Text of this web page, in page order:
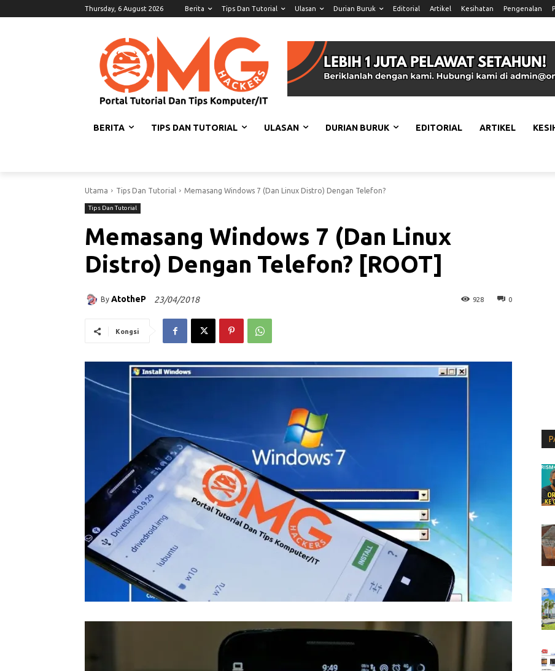
Thursday, 6 August 2026 Berita Tips Dan Tutorial Ulasan Durian Buruk Editorial Artikel Kesihatan Pengenalan
BERITA TIPS DAN TUTORIAL ULASAN DURIAN BURUK EDITORIAL ARTIKEL
Utama Tips Dan Tutorial Memasang Windows 7 (Dan Linux Distro) Dengan Telefon?
Tips Dan Tutorial
Memasang Windows 7 (Dan Linux
Distro) Dengan Telefon? [ROOT]
By AtotheP 23/04/2018 0
928
Kongsi